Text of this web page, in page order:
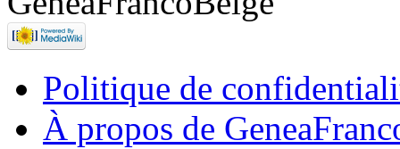
Politique de
À propos de